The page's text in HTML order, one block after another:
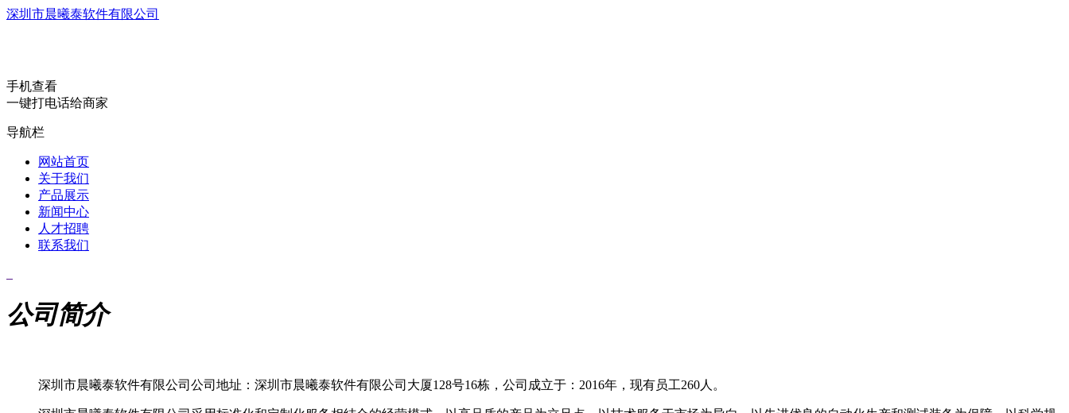
深圳市晨曦泰软件有限公司
手机查看
一键打电话给商家
导航栏
网站首页
关于我们
产品展示
新闻中心
人才招聘
联系我们
公司简介
深圳市晨曦泰软件有限公司公司地址：深圳市晨曦泰软件有限公司大厦128号16栋，公司成立于：2016年，现有员工260人。